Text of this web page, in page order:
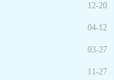
12-20
04-12
03-27
11-27